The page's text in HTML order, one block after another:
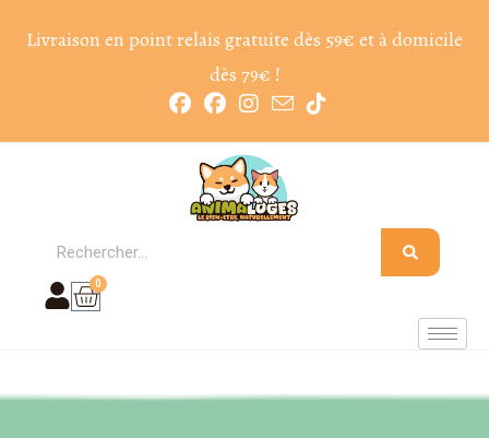
Livraison en point relais gratuite dès 59€ et à domicile
dès 79€ !
0